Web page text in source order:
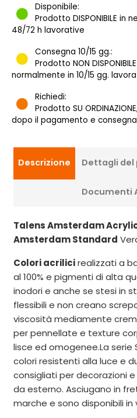
Disponibile:
Prodotto DISPONIBILE in
48/72 h lavorative
Consegna 10/15 gg.:
Prodotto NON
normalmente in 10/15 gg.
Richiedi:
Prodotto SU
dopo il pagamento e
Descrizione Dettagli
Documenti
Talens Amsterdam
Amsterdam Standard
Colori acrilicirealizzati a
al 100% e pigmenti di alta
inodori e anche se stesi in
flessibili e non creano
viscosità mediamente
per pennellate e texture
lisce ed omogenee.La
colori resistenti alla luce e
consigliati per decorazioni
da esterno. Asciugano in
marche e sono disponibili in